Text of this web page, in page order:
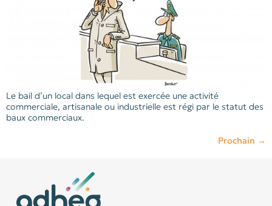
Le bail d’un local dans lequel est exercée une activité
commerciale, artisanale ou industrielle est régi par le statut des
baux commerciaux.
Prochain →